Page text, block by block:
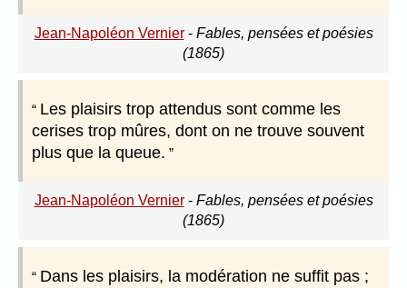
Jean-Napoléon Vernier- Fables, pensées et poésies
(1865)
Les plaisirs trop attendus sont comme les
cerises trop mûres, dont on ne trouve souvent
plus que la queue.
Jean-Napoléon Vernier- Fables, pensées et poésies
(1865)
Dans les plaisirs, la modération ne suffit pas ;